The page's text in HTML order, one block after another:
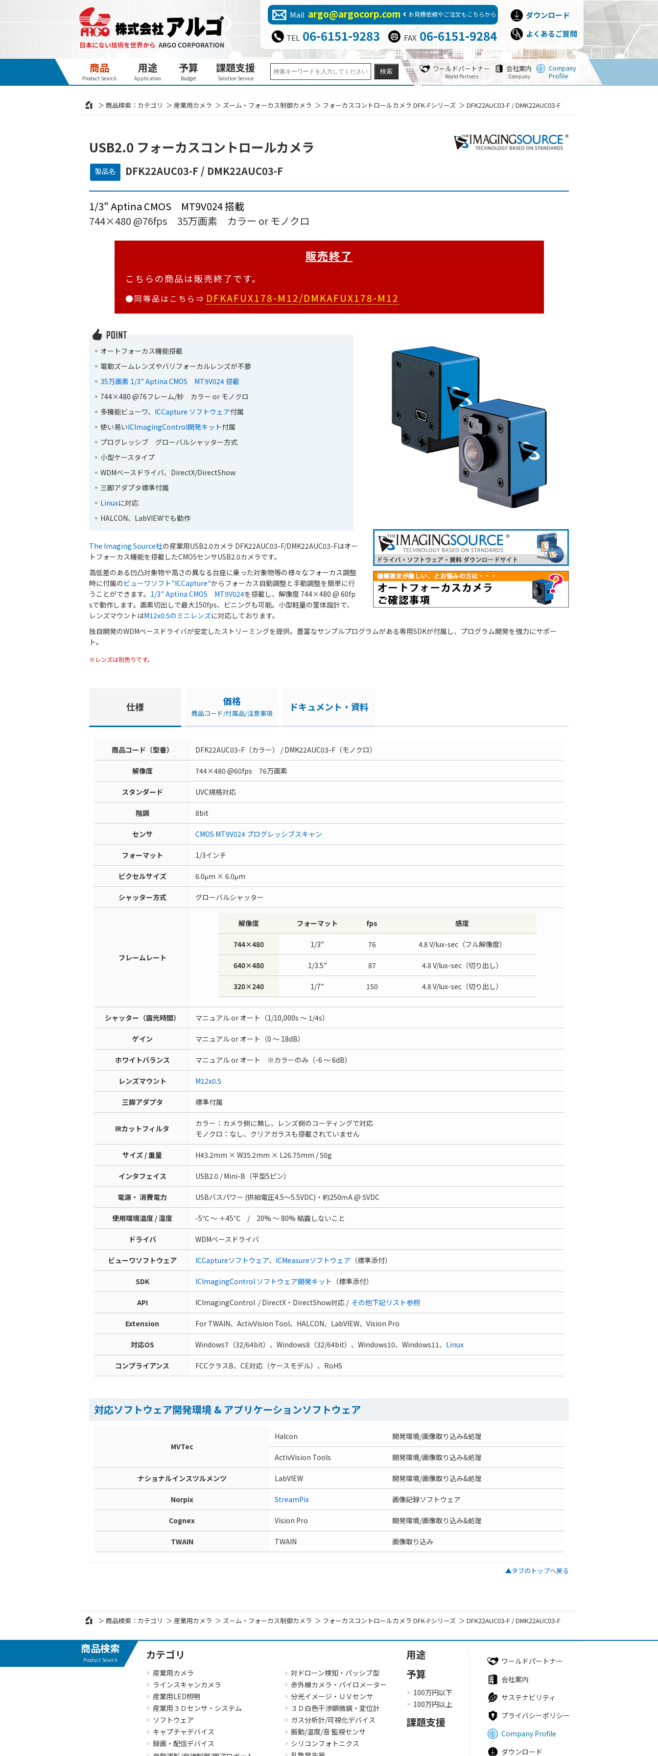
Mail argo@argocorp.com お見積依頼やご注文もこちらから
TEL 06-6151-9283 FAX 06-6151-9284
ダウンロード
よくあるご質問
商品
Product Search
用途
Application
予算
Budget
課題支援
Solution Service
ワールドパートナー
World Partners
会社案内
Company
Company
Profile
商品検索：カテゴリ 産業用カメラ ズーム・フォーカス制御カメラ フォーカスコントロールカメラ DFK-Fシリーズ DFK22AUC03-F / DMK22AUC03-F
USB2.0 フォーカスコントロールカメラ
製品名 DFK22AUC03-F / DMK22AUC03-F
1/3" Aptina CMOS MT9V024 搭載
744×480 @76fps 35万画素 カラー or モノクロ
販売終了
こちらの商品は販売終了です。
●同等品はこちら⇒ DFKAFUX178-M12/DMKAFUX178-M12
オートフォーカス機能搭載
電動ズームレンズやバリフォーカルレンズが不要
35万画素 1/3" Aptina CMOS MT9V024 搭載
744×480 @76フレーム/秒 カラー or モノクロ
多機能ビューワ、 ICCapture ソフトウェア付属
使い易いICImagingControl開発キット付属
プログレッシブ グローバルシャッター方式
小型ケースタイプ
WDMベースドライバ、DirectX/DirectShow
三脚アダプタ標準付属
Linuxに対応
HALCON、LabVIEWでも動作
The Imaging Source社の産業用USB2.0カメラ DFK22AUC03-F/DMK22AUC03-Fはオー
トフォーカス機能を搭載したCMOSセンサUSB2.0カメラです。
高低差のある凹凸対象物や高さの異なる台座に乗った対象物等の様々なフォーカス調整
時に付属のビューワソフト"ICCapture"からフォーカス自動調整と手動調整を簡単に行
うことができます。 1/3" Aptina CMOS MT9V024を搭載し、解像度 744×480 @ 60fp
sで動作します。画素切出しで最大150fps、ビニングも可能。小型軽量の筐体設計で、
レンズマウントはM12x0.5のミニレンズに対応しております。
独自開発のWDMベースドライバが安定したストリーミングを提供。豊富なサンプルプログラムがある専用SDKが付属し、プログラム開発を強力にサポー
ト。
※レンズは別売りです。
仕様 価格
商品コード/付属品/注意事項
ドキュメント・資料
商品コード（型番） DFK22AUC03-F（カラー） / DMK22AUC03-F（モノクロ）
解像度 744×480 @60fps 76万画素
スタンダード UVC規格対応
階調 8bit
センサ CMOS MT9V024 プログレッシブスキャン
フォーマット 1/3インチ
ピクセルサイズ 6.0μm × 6.0μm
シャッター方式 グローバルシャッター
フレームレート
解像度 フォーマット fps 感度
744×480 1/3” 76 4.8 V/lux-sec（フル解像度）
640×480 1/3.5” 87 4.8 V/lux-sec（切り出し）
320×240 1/7” 150 4.8 V/lux-sec（切り出し）
シャッター（露光時間） マニュアル or オート（1/10,000s ～ 1/4s）
ゲイン マニュアル or オート（0 ～ 18dB）
ホワイトバランス マニュアル or オート ※カラーのみ（-6 ～ 6dB）
レンズマウント M12x0.5
三脚アダプタ 標準付属
IRカットフィルタ
カラー：カメラ側に無し、レンズ側のコーティングで対応
モノクロ：なし、クリアガラスも搭載されていません
サイズ / 重量 H43.2mm × W35.2mm × L26.75mm / 50g
インタフェイス USB2.0 / Mini-B（平型5ピン）
電源・ 消費電力 USBバスパワー (供給電圧4.5～5.5VDC)・約250ｍA @ 5VDC
使用環境温度 / 湿度 -5℃ ～ ＋45℃ / 20% ～ 80% 結露しないこと
ドライバ WDMベースドライバ
ビューワソフトウェア ICCaptureソフトウェア、 ICMeasureソフトウェア （標準添付）
SDK ICImagingControl ソフトウェア開発キット （標準添付）
API ICImagingControl / DirectX・DirectShow対応 / その他下記リスト参照
Extension For TWAIN、ActivVision Tool、HALCON、LabVIEW、Vision Pro
対応OS Windows7（32/64bit）、Windows8（32/64bit）、Windows10、Windows11、 Linux
コンプライアンス FCCクラスB、CE対応（ケースモデル）、RoHS
対応ソフトウェア開発環境 & アプリケーションソフトウェア
MVTec
Halcon 開発環境/画像取り込み&処理
ActivVision Tools 開発環境/画像取り込み&処理
ナショナルインスツルメンツ LabVIEW 開発環境/画像取り込み&処理
Norpix StreamPix 画像記録ソフトウェア
Cognex Vision Pro 開発環境/画像取り込み&処理
TWAIN TWAIN 画像取り込み
▲タブのトップへ戻る
商品検索：カテゴリ 産業用カメラ ズーム・フォーカス制御カメラ フォーカスコントロールカメラ DFK-Fシリーズ DFK22AUC03-F / DMK22AUC03-F
商品検索
Product Search カテゴリ
産業用カメラ
ラインスキャンカメラ
産業用LED照明
産業用３Ｄセンサ・システム
ソフトウェア
キャプチャデバイス
録画・配信デバイス
対ドローン検知・パッシブ型
赤外線カメラ・パイロメーター
分光イメージ・ＵＶセンサ
３Ｄ白色干渉顕微鏡・変位計
ガス分析計/可視化デバイス
振動/温度/音 監視センサ
シリコンフォトニクス
用途
予算
100万円以下
100万円以上
課題支援
ワールドパートナー
会社案内
サステナビリティ
プライバシーポリシー
Company Profile
ダウンロード